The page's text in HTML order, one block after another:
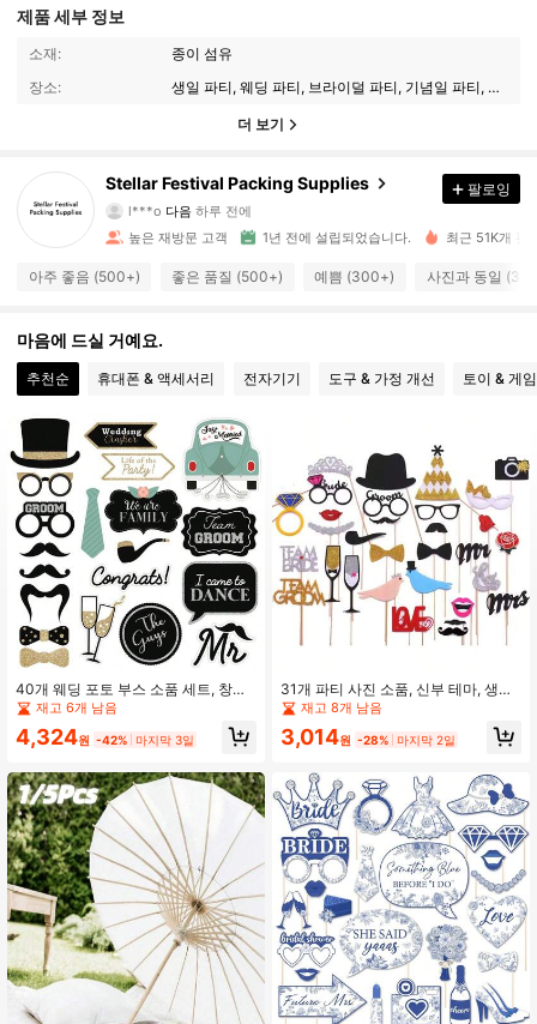
제품 세부 정보
소재:
종이 섬유
장소:
생일 파티, 웨딩 파티, 브라이덜 파티, 기념일 파티, 스태그 파티, 헨 파티, 테마 파티
더 보기
Stellar Festival Packing Supplies
4.87
387 팔로워
S***n 가 탐색 중입니다
4.87
387 팔로워
4.87
4.87 387 팔로워
4.87 387 팔로워
4.87 387 팔로워
4.87 387 팔로워
4.87 387 팔로워
4.87 387 팔로워
팔로잉
높은 재방문 고객 1년 전에 설립되었습니다. 최근 51K개 판
아주 좋음 (500+) 좋은 품질 (500+) 예쁨 (300+) 사진과 동일
마음에 드실 거예요.
추천순 휴대폰 & 액세서리 전자기기 도구 & 가정 개선 토이 & 게임
40개 웨딩 포토 부스 소품 세트, 창의
적인 신부 선물 장식, 브라이덜 샤워,
약혼 파티, 발렌타인 데이 파티, 웨딩
파티 포토 부스 액세서리, 단체 사진
재고 6개 남음
4,324원 -42% 마지막 3일
31개 파티 사진 소품, 신부 테마, 생일
파티 재미있는 소품, 신부 파티 사진
장식, 결혼식, 프로포즈, 할로윈, 새해,
발렌타인데이, 크리스마스 행사 및 파
재고 8개 남음
3,014원 -28% 마지막 2일